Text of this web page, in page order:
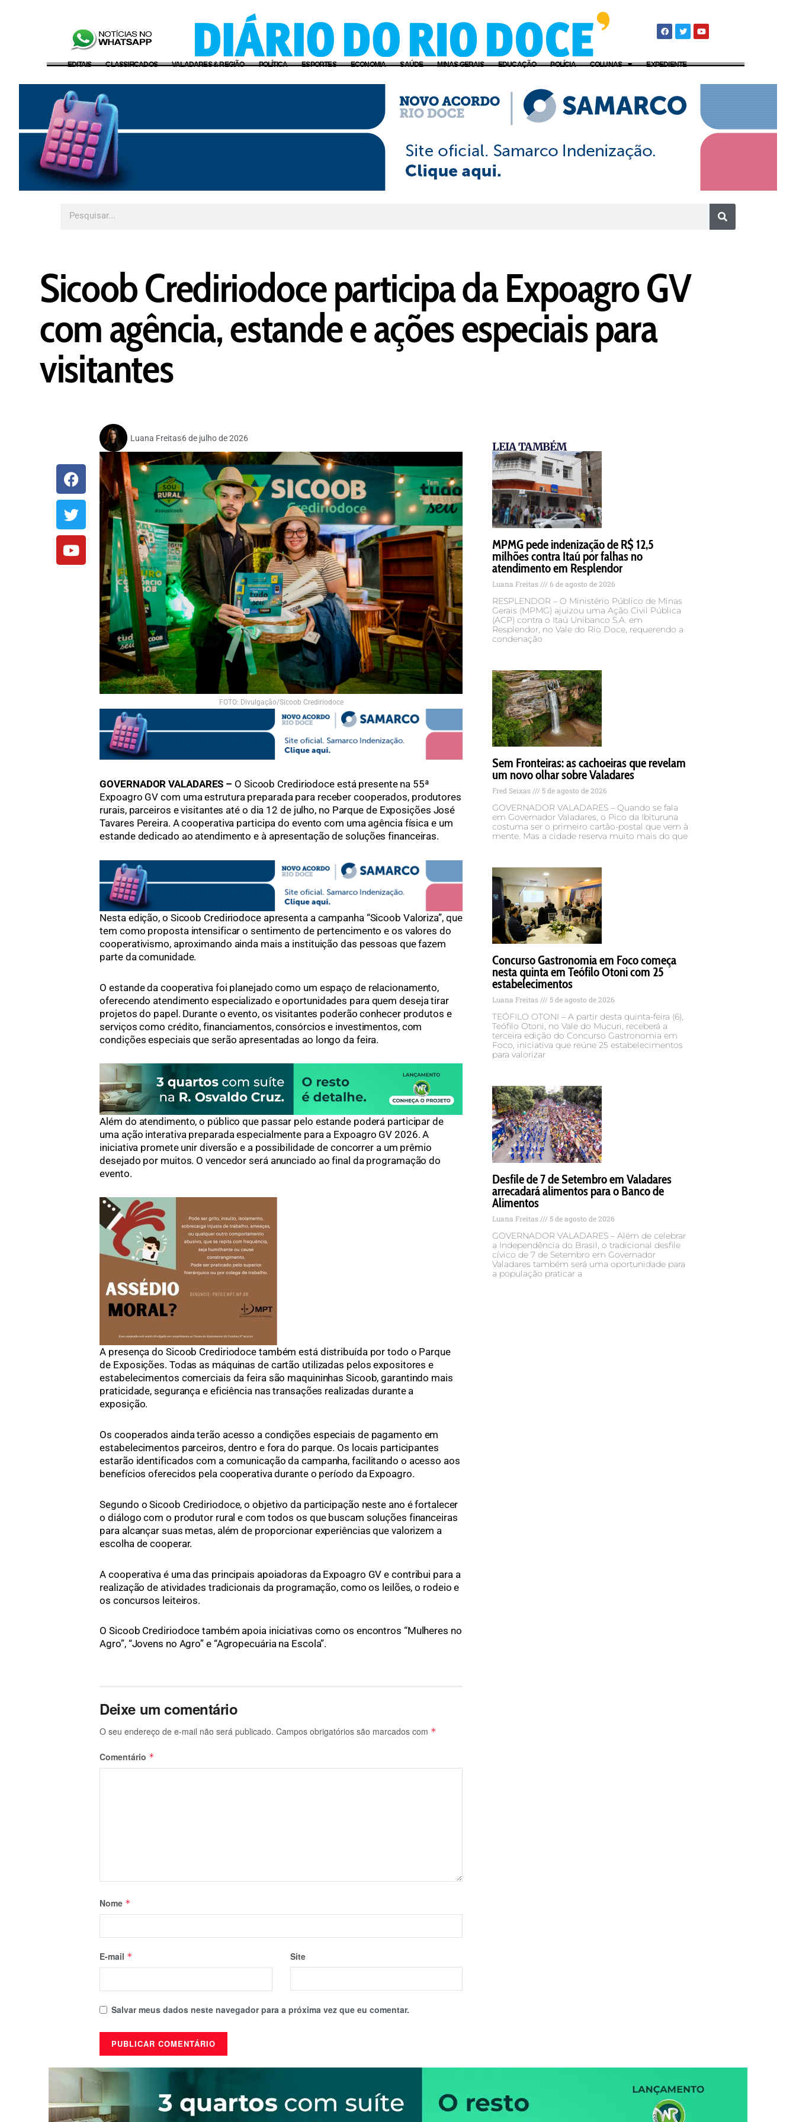
EDITAIS CLASSIFICADOS VALADARES & REGIÃO POLÍTICA ESPORTES ECONOMIA SAÚDE MINAS GERAIS EDUCAÇÃO POLÍCIA COLUNAS EXPEDIENTE
Sicoob Crediriodoce participa da Expoagro GV
com agência, estande e ações especiais para
visitantes
Luana Freitas6 de julho de 2026
FOTO: Divulgação/Sicoob Crediriodoce
GOVERNADOR VALADARES – O Sicoob Crediriodoce está presente na 55ª
Expoagro GV com uma estrutura preparada para receber cooperados, produtores
rurais, parceiros e visitantes até o dia 12 de julho, no Parque de Exposições José
Tavares Pereira. A cooperativa participa do evento com uma agência física e um
estande dedicado ao atendimento e à apresentação de soluções financeiras.
Nesta edição, o Sicoob Crediriodoce apresenta a campanha “Sicoob Valoriza”, que
tem como proposta intensificar o sentimento de pertencimento e os valores do
cooperativismo, aproximando ainda mais a instituição das pessoas que fazem
parte da comunidade.
O estande da cooperativa foi planejado como um espaço de relacionamento,
oferecendo atendimento especializado e oportunidades para quem deseja tirar
projetos do papel. Durante o evento, os visitantes poderão conhecer produtos e
serviços como crédito, financiamentos, consórcios e investimentos, com
condições especiais que serão apresentadas ao longo da feira.
Além do atendimento, o público que passar pelo estande poderá participar de
uma ação interativa preparada especialmente para a Expoagro GV 2026. A
iniciativa promete unir diversão e a possibilidade de concorrer a um prêmio
desejado por muitos. O vencedor será anunciado ao final da programação do
evento.
A presença do Sicoob Crediriodoce também está distribuída por todo o Parque
de Exposições. Todas as máquinas de cartão utilizadas pelos expositores e
estabelecimentos comerciais da feira são maquininhas Sicoob, garantindo mais
praticidade, segurança e eficiência nas transações realizadas durante a
exposição.
Os cooperados ainda terão acesso a condições especiais de pagamento em
estabelecimentos parceiros, dentro e fora do parque. Os locais participantes
estarão identificados com a comunicação da campanha, facilitando o acesso aos
benefícios oferecidos pela cooperativa durante o período da Expoagro.
Segundo o Sicoob Crediriodoce, o objetivo da participação neste ano é fortalecer
o diálogo com o produtor rural e com todos os que buscam soluções financeiras
para alcançar suas metas, além de proporcionar experiências que valorizem a
escolha de cooperar.
A cooperativa é uma das principais apoiadoras da Expoagro GV e contribui para a
realização de atividades tradicionais da programação, como os leilões, o rodeio e
os concursos leiteiros.
O Sicoob Crediriodoce também apoia iniciativas como os encontros “Mulheres no
Agro”, “Jovens no Agro” e “Agropecuária na Escola”.
Deixe um comentário
O seu endereço de e-mail não será publicado. Campos obrigatórios são marcados com *
Comentário *
Nome *
E-mail * Site
Salvar meus dados neste navegador para a próxima vez que eu comentar.
LEIA TAMBÉM
MPMG pede indenização de R$ 12,5
milhões contra Itaú por falhas no
atendimento em Resplendor
Luana Freitas 6 de agosto de 2026
RESPLENDOR – O Ministério Público de Minas
Gerais (MPMG) ajuizou uma Ação Civil Pública
(ACP) contra o Itaú Unibanco S.A. em
Resplendor, no Vale do Rio Doce, requerendo a
condenação
Sem Fronteiras: as cachoeiras que revelam
um novo olhar sobre Valadares
Fred Seixas 5 de agosto de 2026
GOVERNADOR VALADARES – Quando se fala
em Governador Valadares, o Pico da Ibituruna
costuma ser o primeiro cartão-postal que vem à
mente. Mas a cidade reserva muito mais do que
Concurso Gastronomia em Foco começa
nesta quinta em Teófilo Otoni com 25
estabelecimentos
Luana Freitas 5 de agosto de 2026
TEÓFILO OTONI – A partir desta quinta-feira (6),
Teófilo Otoni, no Vale do Mucuri, receberá a
terceira edição do Concurso Gastronomia em
Foco, iniciativa que reúne 25 estabelecimentos
para valorizar
Desfile de 7 de Setembro em Valadares
arrecadará alimentos para o Banco de
Alimentos
Luana Freitas 5 de agosto de 2026
GOVERNADOR VALADARES – Além de celebrar
a Independência do Brasil, o tradicional desfile
cívico de 7 de Setembro em Governador
Valadares também será uma oportunidade para
a população praticar a